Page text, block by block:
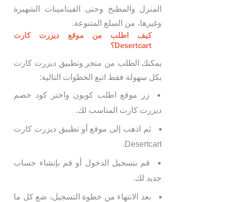
المنزل والمطبخ وحتى الفيتامينات الشهيرة
وغيرها، من السلع المتنوعة.
كيف اطلب من موقع ديزرت كارت
Desertcart؟
يمكنك الطلب من متجر وتطبيق ديزرت كارت
بكل سهولة فقط اتبع الخطوات التالية:
زر موقع اطلب كوبون واختر كود خصم
ديزرت كارت المناسب لك.
ثم اذهب إلى موقع أو تطبيق ديزرت كارت
Desertcart.
قم بتسجيل الدخول أو قم بإنشاء حساب
جديد لك.
بعد الانتهاء من خطوة التسجيل، ضع كل ما